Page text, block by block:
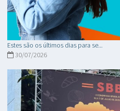
Estes são os últimos dias para se...
30/07/2026